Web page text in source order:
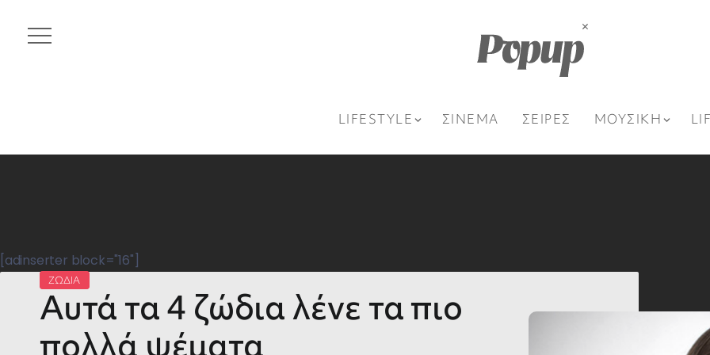
LIFESTYLE ΣΙΝΕΜΑ ΣΕΙΡΕΣ ΜΟΥΣΙΚΗ
[adinserter block="16"]
ΖΩΔΙΑ
Αυτά τα 4 ζώδια λένε τα πιο
πολλά ψέματα